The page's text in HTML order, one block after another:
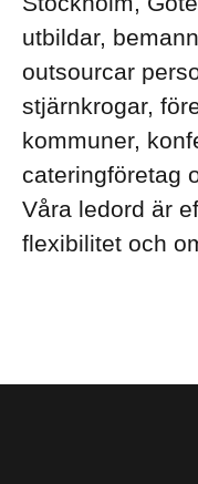
utbildar,
outsourcar
stjärnkrogar,
kommuner,
cateringföretag
Våra ledord är
flexibilitet och